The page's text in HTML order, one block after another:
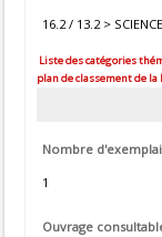
16.2 / 13.2 >
Liste des catégories
plan de classement de
Nombre
1
Ouvrage